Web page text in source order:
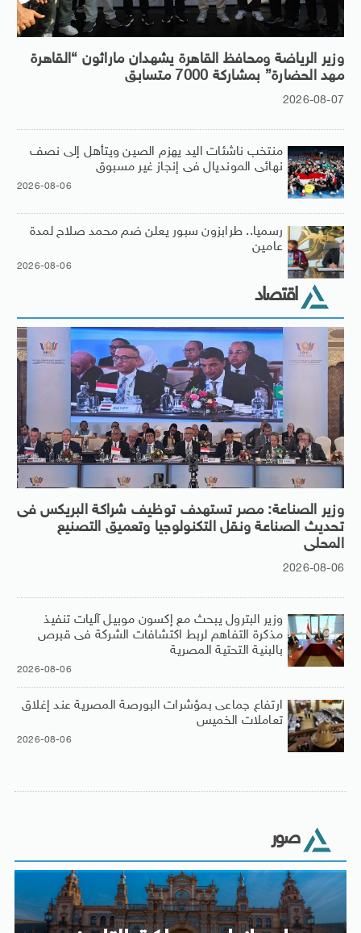
وزير الرياضة ومحافظ القاهرة يشهدان ماراثون “القاهرة
مهد الحضارة” بمشاركة 7000 متسابق
2026-08-07
منتخب ناشئات اليد يهزم الصين ويتأهل إلى نصف
نهائى المونديال فى إنجاز غير مسبوق
2026-08-06
رسميا.. طرابزون سبور يعلن ضم محمد صلاح لمدة
عامين
2026-08-06
اقتصاد
وزير الصناعة: مصر تستهدف توظيف شراكة البريكس فى
تحديث الصناعة ونقل التكنولوجيا وتعميق التصنيع
المحلى
2026-08-06
وزير البترول يبحث مع إكسون موبيل آليات تنفيذ
مذكرة التفاهم لربط اكتشافات الشركة فى قبرص
بالبنية التحتية المصرية
2026-08-06
ارتفاع جماعى بمؤشرات البورصة المصرية عند إغلاق
تعاملات الخميس
2026-08-06
صور